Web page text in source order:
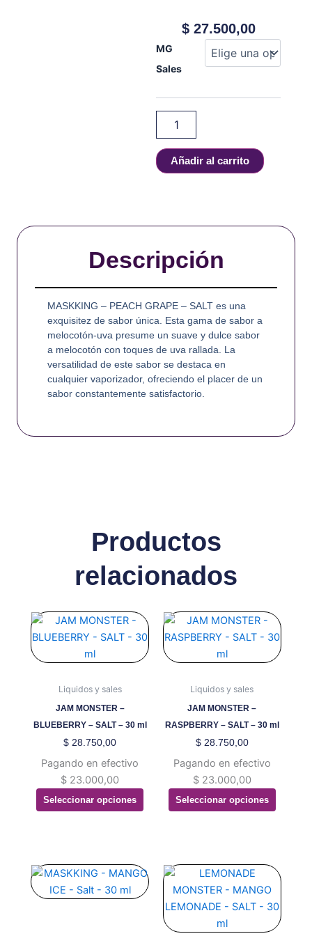
$27.500,00
MG
Sales
MASKKING
PEACH
-
SALT
30
ml
cantidad
Añadir al carrito
Descripción
MASKKING – PEACH GRAPE – SALT es una
exquisitez de sabor única. Esta gama de sabor a
melocotón-uva presume un suave y dulce sabor
a melocotón con toques de uva rallada. La
versatilidad de este sabor se destaca en
cualquier vaporizador, ofreciendo el placer de un
sabor constantemente satisfactorio.
Productos
relacionados
Liquidos y sales
JAM MONSTER –
BLUEBERRY – SALT – 30 ml
$ 28.750,00
Pagando en efectivo
$ 23.000,00
Seleccionar opciones
Este
producto
tiene
variantes.
Las
opciones
se
elegir
en
la
Liquidos y sales
JAM MONSTER –
RASPBERRY – SALT – 30 ml
$28.750,00
Pagando en efectivo
$23.000,00
Seleccionar opciones
Este
producto
tiene
variantes.
Las
opciones
se
elegir
en
la
Este
producto
Este
producto
tiene
múltiples